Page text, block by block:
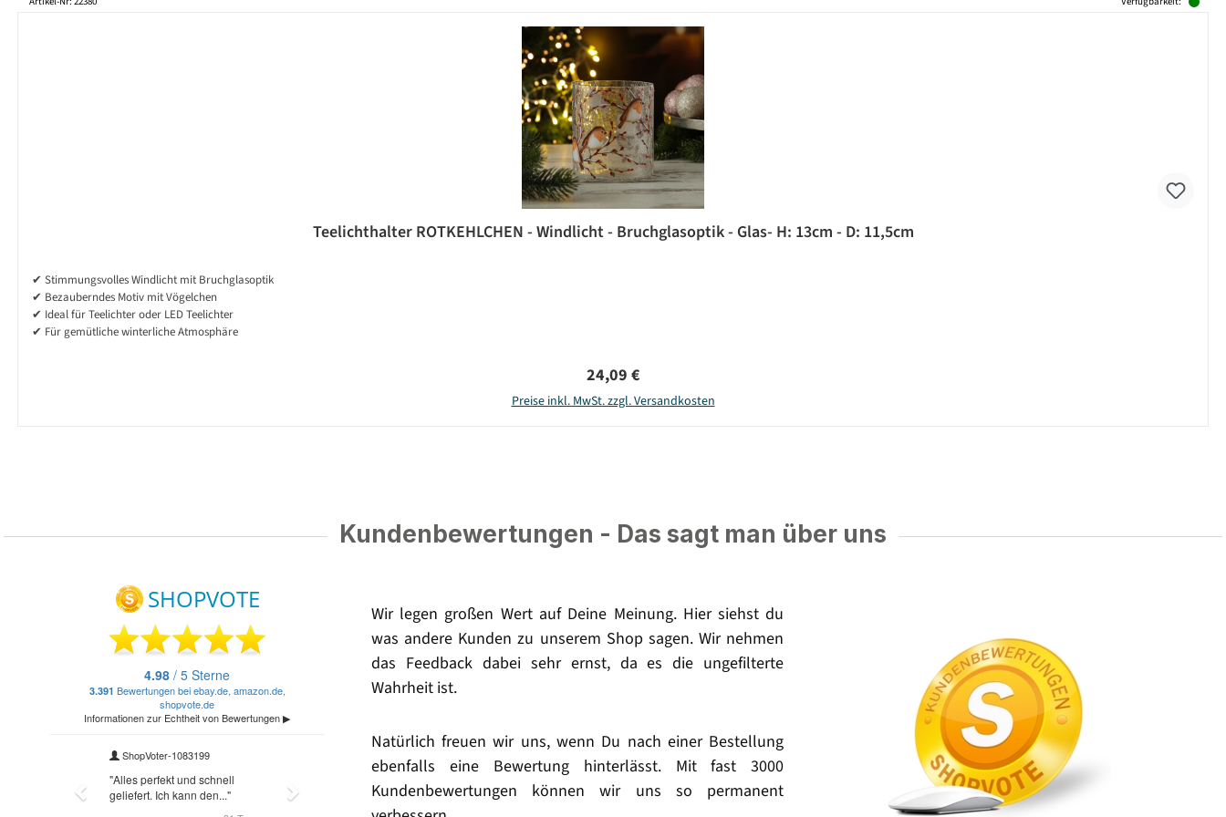
Teelichthalter ROTKEHLCHEN - Windlicht - Bruchglasoptik - Glas- H: 13cm - D: 11,5cm
✔ Stimmungsvolles Windlicht mit Bruchglasoptik
✔ Bezauberndes Motiv mit Vögelchen
✔ Ideal für Teelichter oder LED Teelichter
✔ Für gemütliche winterliche Atmosphäre
Regulärer Preis:
24,09 €
Preise inkl. MwSt. zzgl. Versandkosten
Kundenbewertungen - Das sagt man über uns
Wir legen großen Wert auf Deine Meinung. Hier siehst du
was andere Kunden zu unserem Shop sagen. Wir nehmen
das Feedback dabei sehr ernst, da es die ungefilterte
Wahrheit ist.
Natürlich freuen wir uns, wenn Du nach einer Bestellung
ebenfalls eine Bewertung hinterlässt. Mit fast 3000
Kundenbewertungen können wir uns so permanent